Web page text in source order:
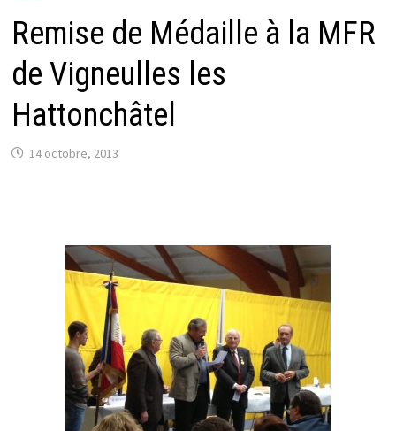
Remise de Médaille à la MFR
de Vigneulles les
Hattonchâtel
14 octobre, 2013